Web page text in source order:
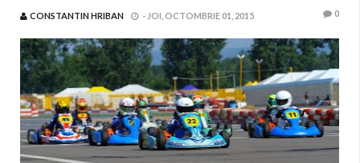
CONSTANTIN HRIBAN - JOI, OCTOMBRIE 01, 2015 0